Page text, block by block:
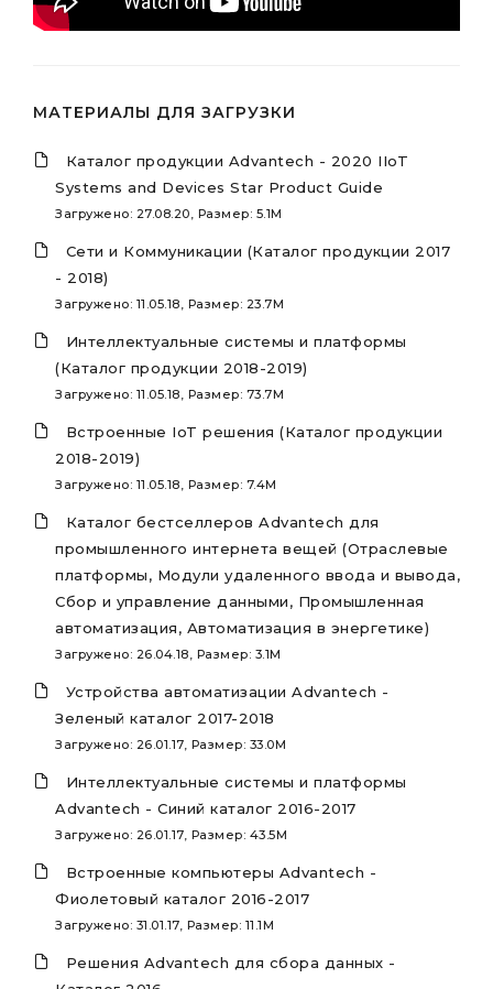
МАТЕРИАЛЫ ДЛЯ ЗАГРУЗКИ
Каталог продукции Advantech - 2020 IIoT
Systems and Devices Star Product Guide
Загружено: 27.08.20, Размер: 5.1M
Сети и Коммуникации (Каталог продукции 2017
- 2018)
Загружено: 11.05.18, Размер: 23.7M
Интеллектуальные системы и платформы
(Каталог продукции 2018-2019)
Загружено: 11.05.18, Размер: 73.7M
Встроенные IoT решения (Каталог продукции
2018-2019)
Загружено: 11.05.18, Размер: 7.4M
Каталог бестселлеров Advantech для
промышленного интернета вещей (Отраслевые
платформы, Модули удаленного ввода и вывода,
Сбор и управление данными, Промышленная
автоматизация, Автоматизация в энергетике)
Загружено: 26.04.18, Размер: 3.1M
Устройства автоматизации Advantech -
Зеленый каталог 2017-2018
Загружено: 26.01.17, Размер: 33.0M
Интеллектуальные системы и платформы
Advantech - Синий каталог 2016-2017
Загружено: 26.01.17, Размер: 43.5M
Встроенные компьютеры Advantech -
Фиолетовый каталог 2016-2017
Загружено: 31.01.17, Размер: 11.1M
Решения Advantech для сбора данных -